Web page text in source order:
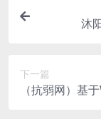
沐
下一篇
（抗弱网）基